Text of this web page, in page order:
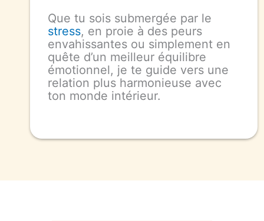
Que tu sois submergée par le
stress, en proie à des peurs
envahissantes ou simplement en
quête d’un meilleur équilibre
émotionnel, je te guide vers une
relation plus harmonieuse avec
ton monde intérieur.